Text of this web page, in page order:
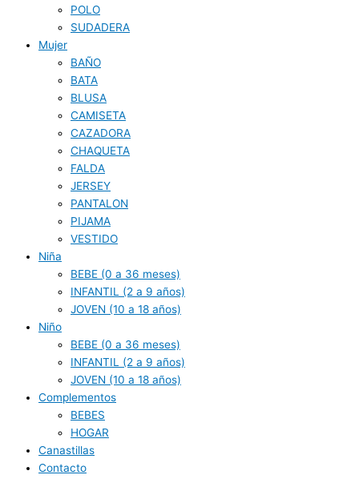
POLO
SUDADERA
Mujer
BAÑO
BATA
BLUSA
CAMISETA
CAZADORA
CHAQUETA
FALDA
JERSEY
PANTALON
PIJAMA
VESTIDO
Niña
BEBE (0 a 36 meses)
INFANTIL (2 a 9 años)
JOVEN (10 a 18 años)
Niño
BEBE (0 a 36 meses)
INFANTIL (2 a 9 años)
JOVEN (10 a 18 años)
Complementos
BEBES
HOGAR
Canastillas
Contacto